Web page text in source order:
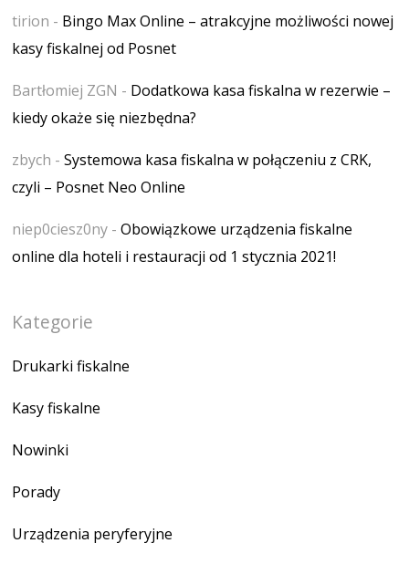
tirion - Bingo Max Online – atrakcyjne możliwości nowej
kasy fiskalnej od Posnet
Bartłomiej ZGN - Dodatkowa kasa fiskalna w rezerwie –
kiedy okaże się niezbędna?
zbych -Systemowa kasa fiskalna w połączeniu z CRK,
czyli – Posnet Neo Online
niep0ciesz0ny -Obowiązkowe urządzenia fiskalne
online dla hoteli i restauracji od 1 stycznia 2021!
Kategorie
Drukarki fiskalne
Kasy fiskalne
Nowinki
Porady
Urządzenia peryferyjne